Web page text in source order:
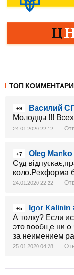
ТОП
+9
Василий
Молодцы !!! Всех
24.01.2020 22:12
+7
Oleg Manko
Суд
коло.Рехформа
24.01.2020 22:22
+5
Igor Kalinin
А толку? Если
это вообще ни о
за неимением
25.01.2020 04:28